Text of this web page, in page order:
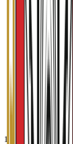
1,8